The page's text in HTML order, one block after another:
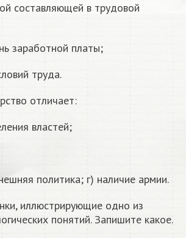
составляющей в трудовой
заработной платы;
труда.
отличает:
властей;
политика; г) наличие армии.
иллюстрирующие одно из
понятий. Запишите какое.